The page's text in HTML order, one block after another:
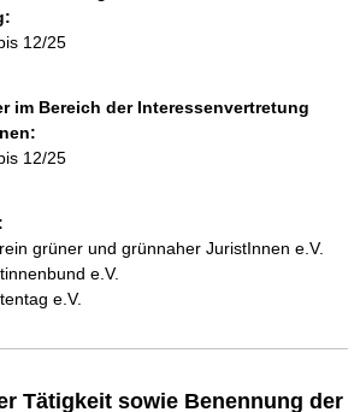
12/25
im Bereich der Interessenvertretung
12/25
grüner und grünnaher JuristInnen e.V.
e.V.
e.V.
Tätigkeit sowie Benennung der